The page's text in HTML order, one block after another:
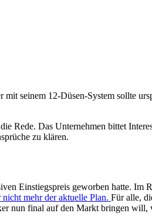
seinem 12-Düsen-System sollte
die Rede. Das Unternehmen bittet
zu klären.
Einstiegspreis geworben hatte. Im
mehr der aktuelle Plan. Für alle,
nun final auf den Markt bringen will,